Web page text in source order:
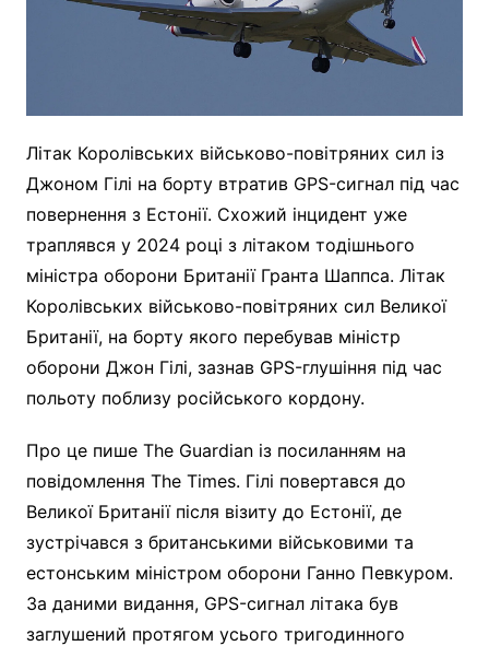
Літак Королівських військово-повітряних сил із
Джоном Гілі на борту втратив GPS-сигнал під час
повернення з Естонії. Схожий інцидент уже
траплявся у 2024 році з літаком тодішнього
міністра оборони Британії Гранта Шаппса. Літак
Королівських військово-повітряних сил Великої
Британії, на борту якого перебував міністр
оборони Джон Гілі, зазнав GPS-глушіння під час
польоту поблизу російського кордону.
Про це пише The Guardian із посиланням на
повідомлення The Times. Гілі повертався до
Великої Британії після візиту до Естонії, де
зустрічався з британськими військовими та
естонським міністром оборони Ганно Певкуром.
За даними видання, GPS-сигнал літака був
заглушений протягом усього тригодинного